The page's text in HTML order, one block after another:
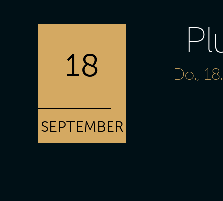
18
SEPTEMBER
Do.,